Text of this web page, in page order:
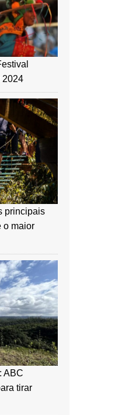
2024
principais
o maior
ABC
tirar